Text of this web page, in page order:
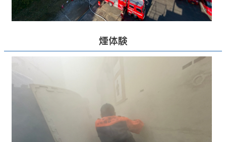
煙体験